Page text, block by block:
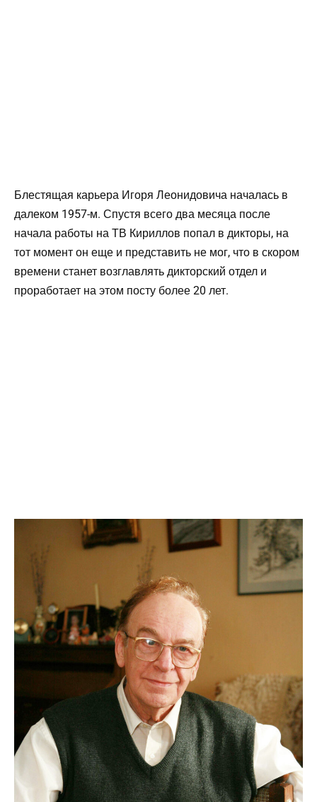
Блестящая карьера Игоря Леонидовича началась в
далеком 1957-м. Спустя всего два месяца после
начала работы на ТВ Кириллов попал в дикторы, на
тот момент он еще и представить не мог, что в скором
времени станет возглавлять дикторский отдел и
проработает на этом посту более 20 лет.